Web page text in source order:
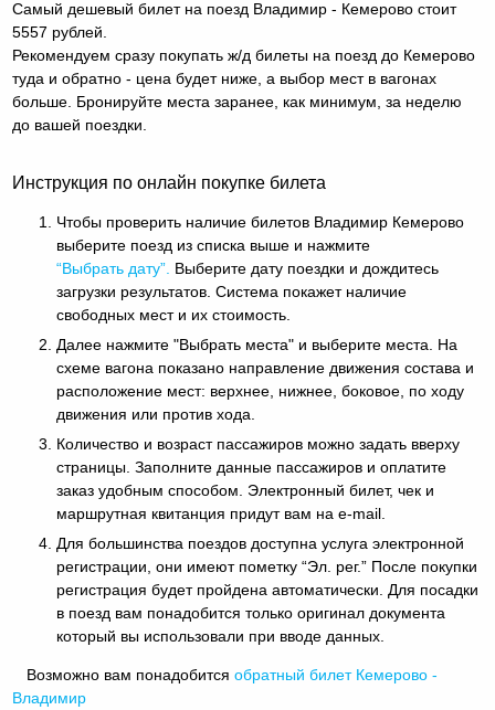
Самый дешевый билет на поезд Владимир - Кемерово стоит
5557 рублей.
Рекомендуем сразу покупать ж/д билеты на поезд до Кемерово
туда и обратно - цена будет ниже, а выбор мест в вагонах
больше. Бронируйте места заранее, как минимум, за неделю
до вашей поездки.
Инструкция по онлайн покупке билета
Чтобы проверить наличие билетов Владимир Кемерово
выберите поезд из списка выше и нажмите
“Выбрать дату”. Выберите дату поездки и дождитесь
загрузки результатов. Система покажет наличие
свободных мест и их стоимость.
Далее нажмите "Выбрать места" и выберите места. На
схеме вагона показано направление движения состава и
расположение мест: верхнее, нижнее, боковое, по ходу
движения или против хода.
Количество и возраст пассажиров можно задать вверху
страницы. Заполните данные пассажиров и оплатите
заказ удобным способом. Электронный билет, чек и
маршрутная квитанция придут вам на e-mail.
Для большинства поездов доступна услуга электронной
регистрации, они имеют пометку “Эл. рег.” После покупки
регистрация будет пройдена автоматически. Для посадки
в поезд вам понадобится только оригинал документа
который вы использовали при вводе данных.
Возможно вам понадобитсяобратный билет Кемерово -
Владимир